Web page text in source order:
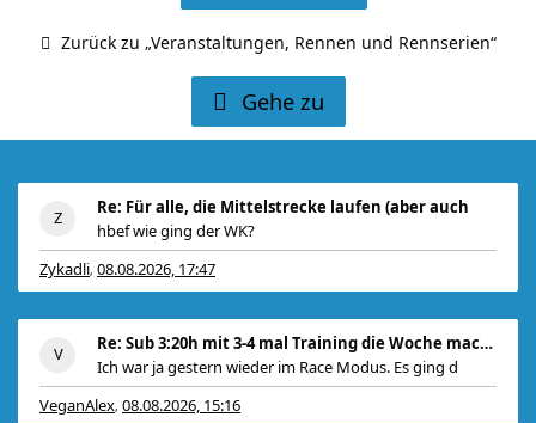
Zurück zu „Veranstaltungen, Rennen und Rennserien“
Gehe zu
Re: Für alle, die Mittelstrecke laufen (aber auch
hbef wie ging der WK?
Zykadli, 08.08.2026, 17:47
Re: Sub 3:20h mit 3-4 mal Training die Woche machb
Ich war ja gestern wieder im Race Modus. Es ging d
VeganAlex, 08.08.2026, 15:16